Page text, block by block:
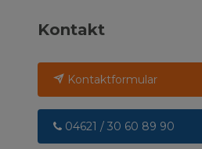
Kontakt
Kontaktformular
04621 / 30 60 89 90